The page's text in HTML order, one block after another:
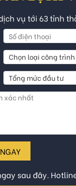
vụ tới 63 tỉnh
sau đây.